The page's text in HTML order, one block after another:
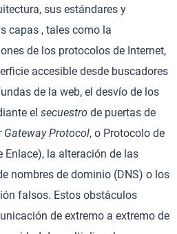
sus estándares y
capas , tales como la
de los protocolos de Internet,
accesible desde buscadores
de la web, el desvío de los
el secuestro de puertas de
Gateway Protocol, o Protocolo de
Enlace), la alteración de las
nombres de dominio (DNS) o los
falsos. Estos obstáculos
de extremo a extremo de